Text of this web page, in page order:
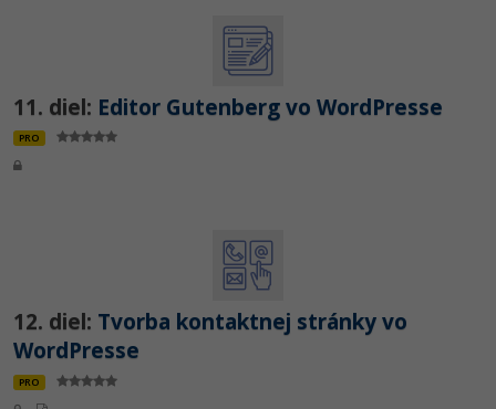
11. diel: Editor Gutenberg vo WordPresse
PRO
12. diel: Tvorba kontaktnej stránky vo
WordPresse
PRO